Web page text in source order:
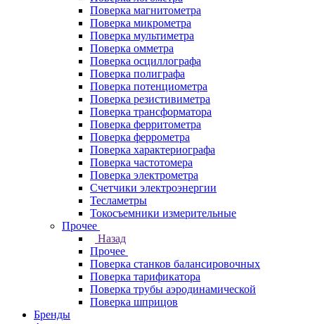
Поверка магнитометра
Поверка микрометра
Поверка мультиметра
Поверка омметра
Поверка осциллографа
Поверка полиграфа
Поверка потенциометра
Поверка резистивиметра
Поверка трансформатора
Поверка ферритометра
Поверка феррометра
Поверка характериографа
Поверка частотомера
Поверка электрометра
Счетчики электроэнергии
Тесламетры
Токосъемники измерительные
Прочее
Назад
Прочее
Поверка станков балансировочных
Поверка тарификатора
Поверка трубы аэродинамической
Поверка шприцов
Бренды